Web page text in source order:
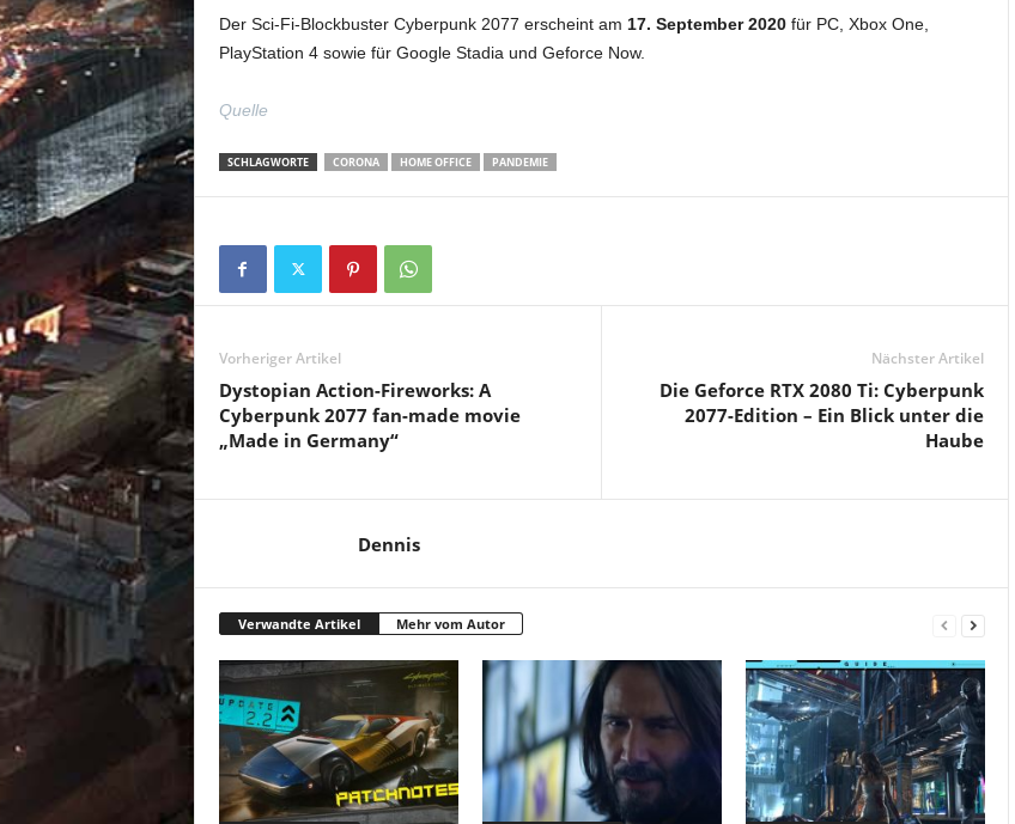
Der Sci-Fi-Blockbuster Cyberpunk 2077 erscheint am 17. September 2020für PC, Xbox One,
PlayStation 4 sowie für Google Stadia und Geforce Now.
Quelle
SCHLAGWORTE CORONA HOME OFFICE PANDEMIE
Vorheriger Artikel
Dystopian Action-Fireworks: A
Cyberpunk 2077 fan-made movie
„Made in Germany“
Nächster Artikel
Die Geforce RTX 2080 Ti: Cyberpunk
2077-Edition – Ein Blick unter die
Haube
Dennis
Verwandte Artikel Mehr vom Autor